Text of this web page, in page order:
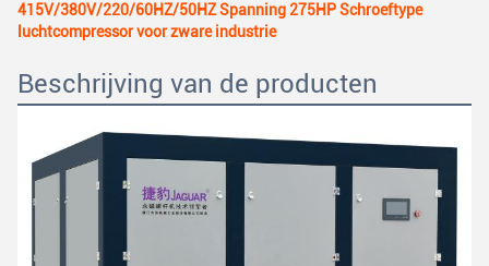
415V/380V/220/60HZ/50HZ Spanning 275HP Schroeftype
luchtcompressor voor zware industrie
Beschrijving van de producten